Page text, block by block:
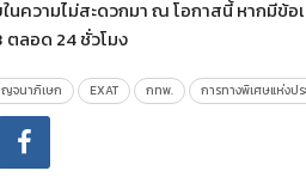
ความไม่สะดวกมา ณ โอกาสนี้ หากมีข้อ
ตลอด 24 ชั่วโมง
จนาภิเษก EXAT กทพ. การทางพิเศษแห่งปร